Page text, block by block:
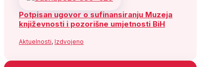
Potpisan ugovor o sufinansiranju Muzeja
književnosti i pozorišne umjetnosti BiH
Aktuelnosti, Izdvojeno